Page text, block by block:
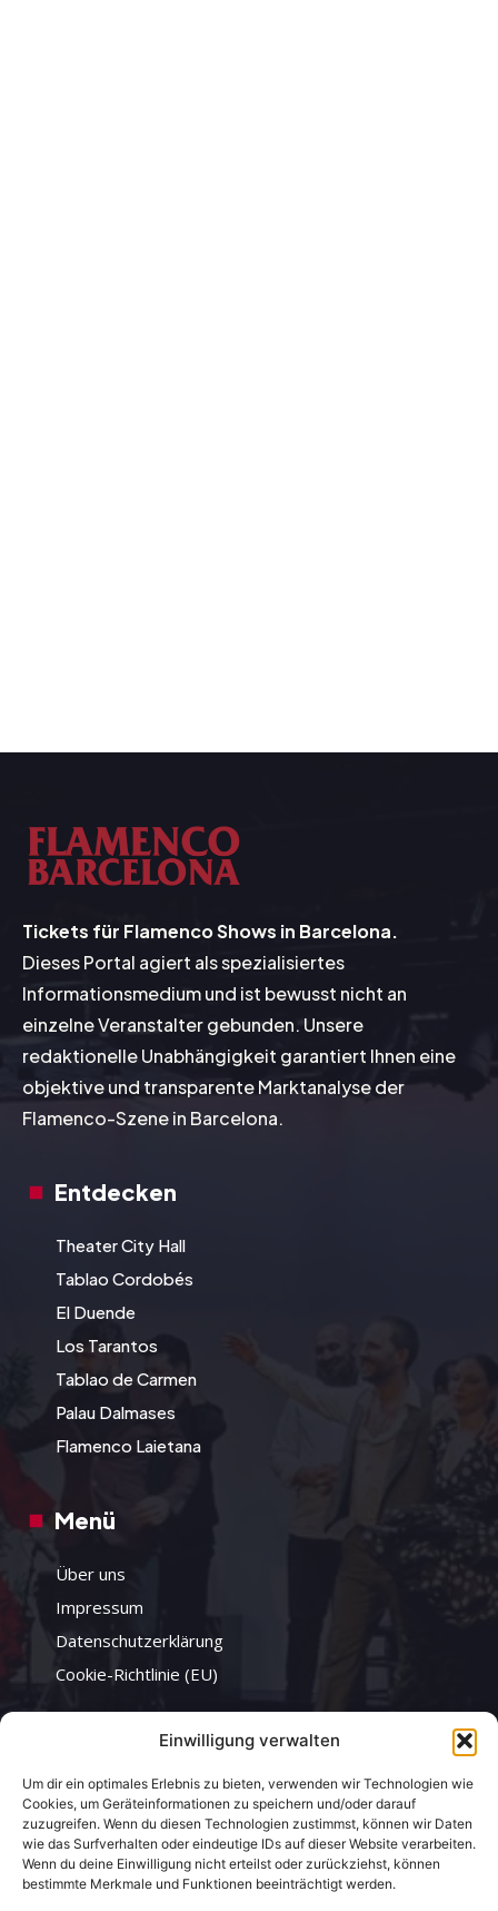
Einwilligung verwalten
Um dir ein optimales Erlebnis zu bieten, verwenden wir Technologien wie
Cookies, um Geräteinformationen zu speichern und/oder darauf
zuzugreifen. Wenn du diesen Technologien zustimmst, können wir Daten
wie das Surfverhalten oder eindeutige IDs auf dieser Website verarbeiten.
Wenn du deine Einwilligung nicht erteilst oder zurückziehst, können
bestimmte Merkmale und Funktionen beeinträchtigt werden.
Tickets für Flamenco Shows in Barcelona.
Dieses Portal agiert als spezialisiertes
Informationsmedium und ist bewusst nicht an
einzelne Veranstalter gebunden. Unsere
redaktionelle Unabhängigkeit garantiert Ihnen eine
objektive und transparente Marktanalyse der
Flamenco-Szene in Barcelona.
Entdecken
Theater City Hall
Tablao Cordobés
El Duende
Los Tarantos
Tablao de Carmen
Palau Dalmases
Flamenco Laietana
Menü
Über uns
Impressum
Datenschutzerklärung
Cookie-Richtlinie (EU)
Authentische Erfahrung
Improvisierte Kunst
Historisches Ambiente